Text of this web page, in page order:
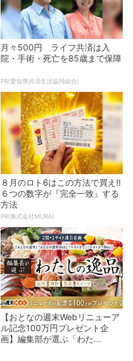
月々500円 ライフ共済は入
院・手術・死亡を85歳まで保障
PR(愛知県共済生活協同組合)
８月のロト6はこの方法で買え!!
６つの数字が『完全一致』する
方法
PR(株式会社MURA)
【おとなの週末Webリニューア
ル記念100万円プレゼント企
画】編集部が選ぶ「わた...